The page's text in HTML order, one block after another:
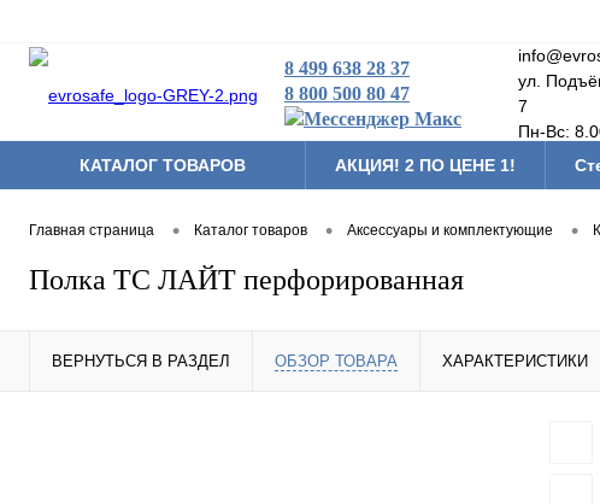
8 499 638 28 37
8 800 500 80 47
ул.
7
Пн-Вс:
КАТАЛОГ ТОВАРОВ АКЦИЯ! 2 ПО ЦЕНЕ 1!
Другая продукция
Главная страница • Каталог товаров • Аксессуары и комплектующие •
Полка ТС ЛАЙТ перфорированная
ВЕРНУТЬСЯ В РАЗДЕЛ ОБЗОР ТОВАРА ХАРАКТЕРИСТИКИ